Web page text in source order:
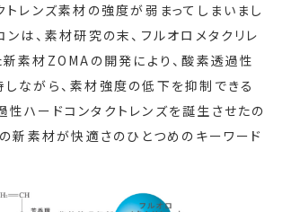
トレンズ素材の強度が弱まってしまいまし
ンは、素材研究の末、フルオロメタクリレ
素材ZOMAの開発により、酸素透過性
ながら、素材強度の低下を抑制できる
ハードコンタクトレンズを誕生させたの
新素材が快適さのひとつめのキーワード